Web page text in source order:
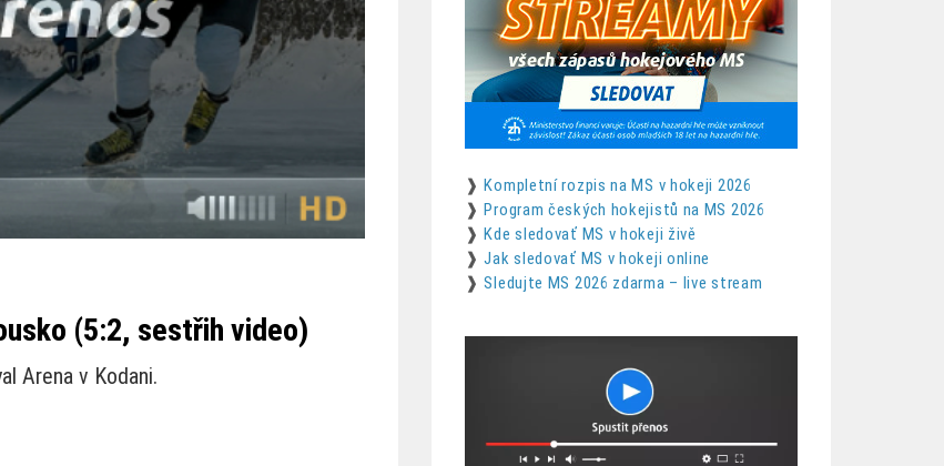
(5:2, sestřih video)
Arena v Kodani.
❱Kompletní rozpis na MS v hokeji 2026
❱Program českých hokejistů na MS 2026
❱Kde sledovať MS v hokeji živě
❱Jak sledovať MS v hokeji online
❱Sledujte MS 2026 zdarma – live stream